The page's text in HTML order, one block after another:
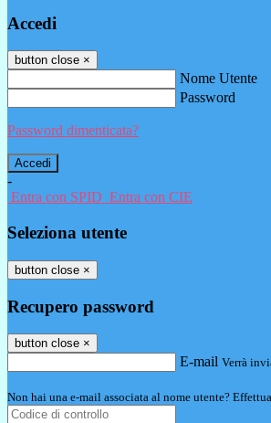
Accedi
button close ×
Nome Utente
Password
Password dimenticata?
-
Entra con SPID Entra con CIE
Seleziona utente
button close ×
Recupero password
button close ×
E-mail Verrà
Non hai una e-mail associata al nome utente?